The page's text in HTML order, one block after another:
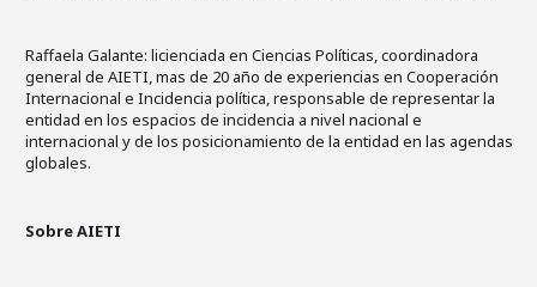
Raffaela Galante: licienciada en Ciencias Políticas, coordinadora
general de AIETI, mas de 20 año de experiencias en Cooperación
Internacional e Incidencia política, responsable de representar la
entidad en los espacios de incidencia a nivel nacional e
internacional y de los posicionamiento de la entidad en las agendas
globales.
Sobre AIETI